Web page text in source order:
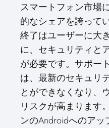
r
o
n
w
t
t
e
r
)
r
e
o
n
e
b
o
o
スマートフォン市場
的なシェアを誇って
終了はユーザーに大
に、セキュリティと
が必要です。サポー
は、最新のセキュリ
とができなくなり、
リスクが高まります
ンのAndroidへのア